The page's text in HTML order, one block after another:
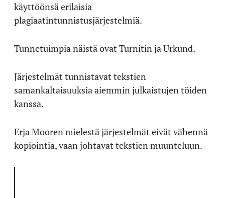
käyttöönsä erilaisia
plagiaatintunnistusjärjestelmiä.
Tunnetuimpia näistä ovat Turnitin ja Urkund.
Järjestelmät tunnistavat tekstien
samankaltaisuuksia aiemmin julkaistujen töiden
kanssa.
Erja Mooren mielestä järjestelmät eivät vähennä
kopiointia, vaan johtavat tekstien muunteluun.